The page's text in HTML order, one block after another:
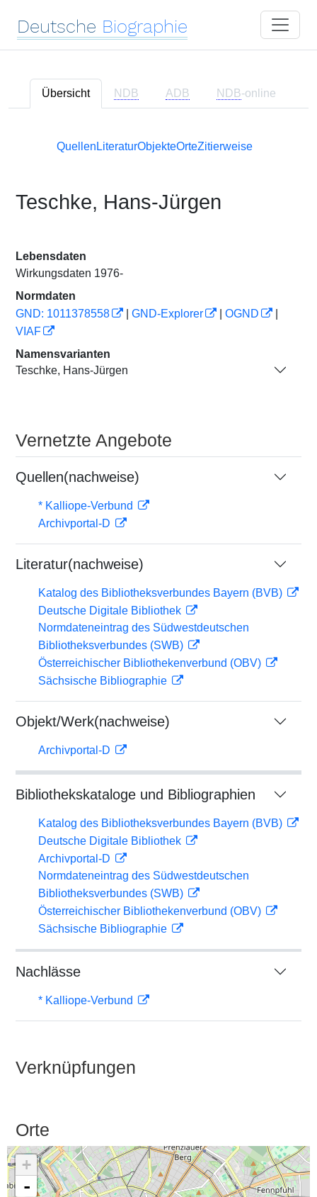
Deutsche Biographie
Übersicht NDB ADB NDB-online
Quellen LiteraturObjekteOrteZitierweise
Teschke, Hans-Jürgen
Lebensdaten
Wirkungsdaten 1976-
Normdaten
GND: 1011378558
GND-Explorer OGND
VIAF
Namensvarianten
Teschke, Hans-Jürgen
Vernetzte Angebote
Quellen(nachweise)
* Kalliope-Verbund
Archivportal-D
Literatur(nachweise)
Katalog des Bibliotheksverbundes Bayern (BVB)
Deutsche Digitale Bibliothek
Normdateneintrag des Südwestdeutschen
Bibliotheksverbundes (SWB)
Österreichischer Bibliothekenverbund (OBV)
Sächsische Bibliographie
Objekt/Werk(nachweise)
Archivportal-D
Bibliothekskataloge und Bibliographien
Katalog des Bibliotheksverbundes Bayern (BVB)
Deutsche Digitale Bibliothek
Archivportal-D
Normdateneintrag des Südwestdeutschen
Bibliotheksverbundes (SWB)
Österreichischer Bibliothekenverbund (OBV)
Sächsische Bibliographie
Nachlässe
* Kalliope-Verbund
Verknüpfungen
Orte
+
-